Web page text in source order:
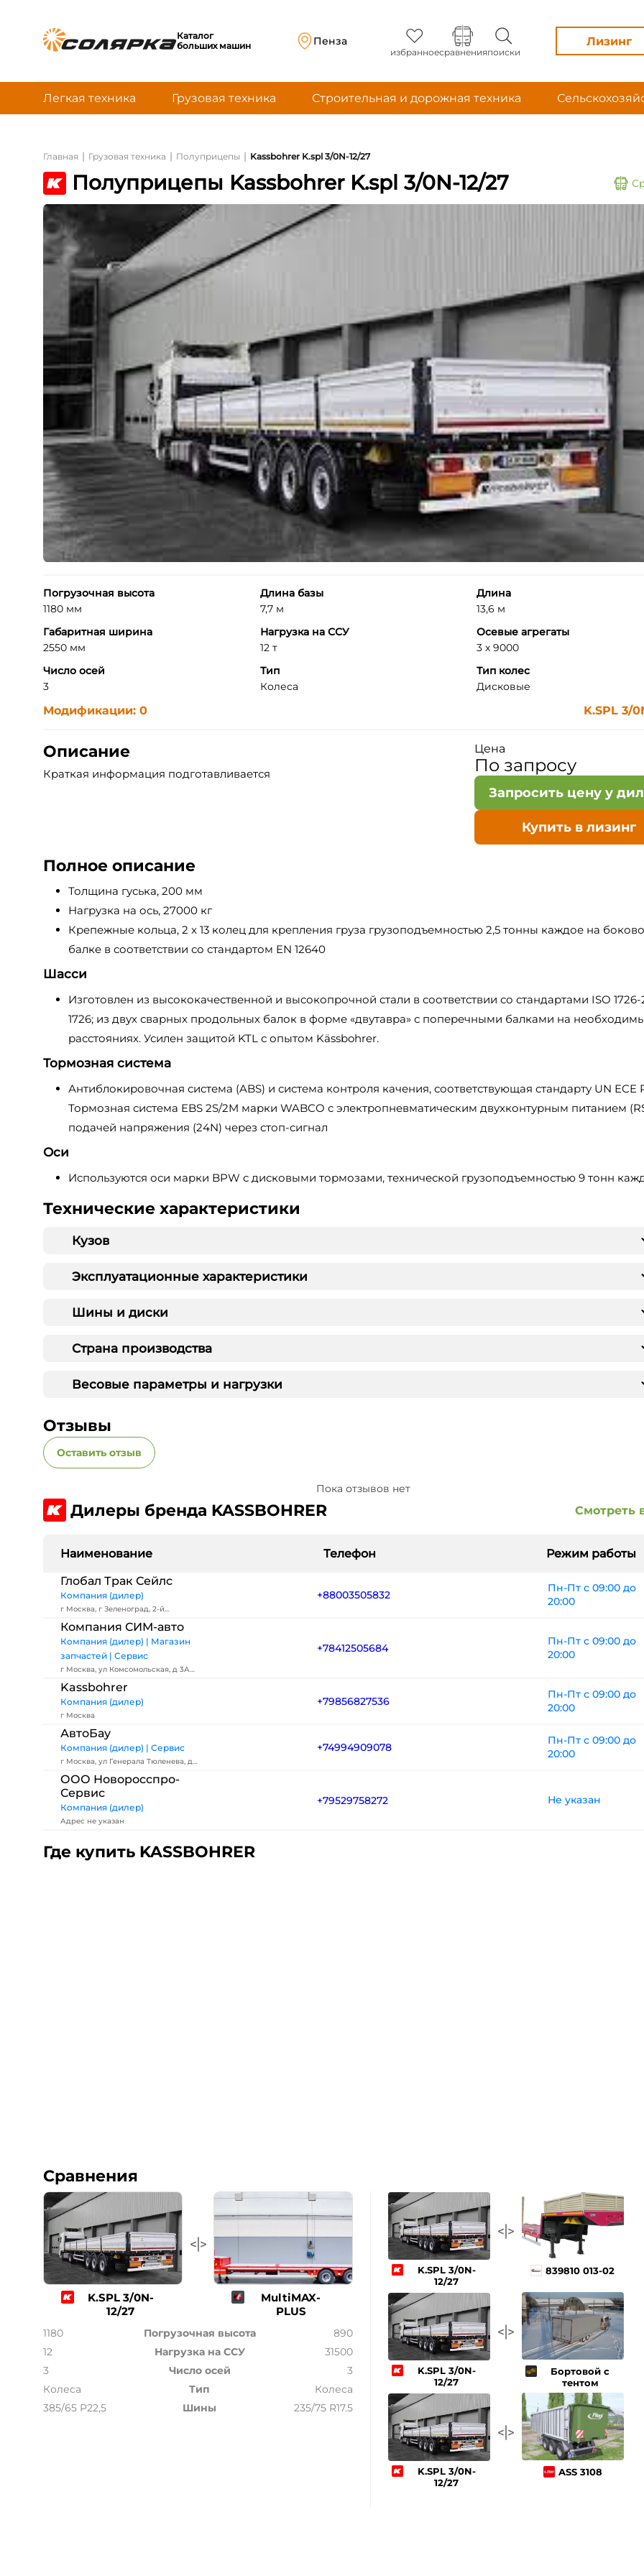
Каталог
больших машин
Пенза
избранноесравненияпоиски
Лизинг
Легкая техника Грузовая техника Строительная и дорожная техника
Главная | Грузовая техника | Полуприцепы | Kassbohrer K.spl 3/0N-12/27
Полуприцепы Kassbohrer K.spl 3/0N-12/27
Погрузочная высота
1180 мм
Длина базы
7,7 м
Длина
13,6 м
Габаритная ширина
2550 мм
Нагрузка на ССУ
12 т
Осевые агрегаты
3 х 9000
Число осей
3
Тип
Колеса
Тип колес
Дисковые
Модификации: 0 K.SPL 3/
Описание
Краткая информация подготавливается
Цена
По запросу
Запросить цену у
Купить в лизинг
Полное описание
Толщина гуська, 200 мм
Нагрузка на ось, 27000 кг
Крепежные кольца, 2 x 13 колец для крепления груза грузоподъемностью 2,5 тонны каждое на
балке в соответствии со стандартом EN 12640
Шасси
Изготовлен из высококачественной и высокопрочной стали в соответствии со стандартами ISO 1726-
1726; из двух сварных продольных балок в форме «двутавра» с поперечными балками на
расстояниях. Усилен защитой KTL с опытом Kässbohrer.
Тормозная система
Антиблокировочная система (ABS) и система контроля качения, соответствующая стандарту UN ECE
Тормозная система EBS 2S/2M марки WABCO с электропневматическим двухконтурным питанием
подачей напряжения (24N) через стоп-сигнал
Оси
Используются оси марки BPW с дисковыми тормозами, технической грузоподъемностью 9 тонн
Технические характеристики
Кузов
Эксплуатационные характеристики
Шины и диски
Страна производства
Весовые параметры и нагрузки
Отзывы
Оставить отзыв
Пока отзывов нет
Дилеры бренда KASSBOHRER Смотреть
Наименование Телефон
Режим работы
Глобал Трак Сейлс
Компания (дилер)
г Москва, г Зеленоград, 2-й
Западный пр-д, д 3 стр 2
+88003505832
Пн-Пт с 09:00 до
20:00
Компания СИМ-авто
Компания (дилер) | Магазин
запчастей | Сервис
г Москва, ул Комсомольская, д 3А
стр 2
+78412505684
Пн-Пт с 09:00 до
20:00
Kassbohrer
Компания (дилер)
г Москва
+79856827536
Пн-Пт с 09:00 до
20:00
АвтоБау
Компания (дилер) | Сервис
г Москва, ул Генерала Тюленева, д
4А стр 3
+74994909078
Пн-Пт с 09:00 до
20:00
ООО Новоросспро-
Сервис
Компания (дилер)
Адрес не указан
+79529758272 Не указан
Где купить KASSBOHRER
Сравнения
K.SPL 3/0N-
12/27
MultiMAX-
PLUS
1180 Погрузочная высота
890
12
Нагрузка на ССУ
31500
3
Число осей
3
Колеса
Тип
Колеса
385/65 Р22,5
Шины 235/75 R17.5
K.SPL 3/0N-
12/27
839810 013-02
K.SPL 3/0N-
12/27
Бортoвой с
тентом
K.SPL 3/0N-
12/27
ASS 3108